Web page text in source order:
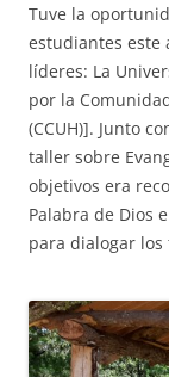
Tuve la
estudiantes este
líderes: La
por la
(CCUH)]. Junto
taller sobre
objetivos era
Palabra de Dios
para dialogar